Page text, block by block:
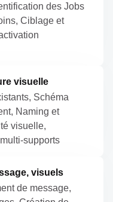
des Jobs
Ciblage et
visuelle
Schéma
Naming et
visuelle,
supports
visuels
de message,